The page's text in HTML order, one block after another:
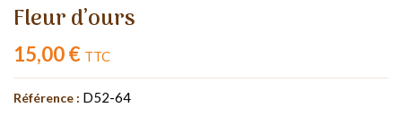
Fleur d’ours
15,00 € TTC
Référence : D52-64